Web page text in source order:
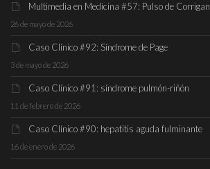
Multimedia en Medicina #57: Pulso de Corrigan
26 de mayo de 2026
Caso Clínico #92: Síndrome de Page
3 de mayo de 2026
Caso Clínico #91: síndrome pulmón-riñón
11 de febrero de 2026
Caso Clínico #90: hepatitis aguda fulminante
16 de enero de 2026